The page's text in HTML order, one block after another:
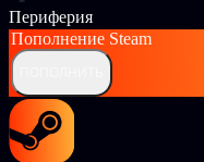
Периферия
Пополнение Steam